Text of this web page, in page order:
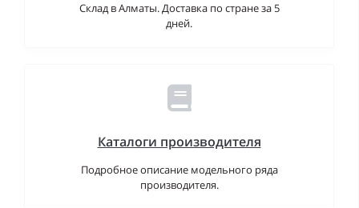
Склад в Алматы. Доставка по стране за 5
дней.
Каталоги производителя
Подробное описание модельного ряда
производителя.